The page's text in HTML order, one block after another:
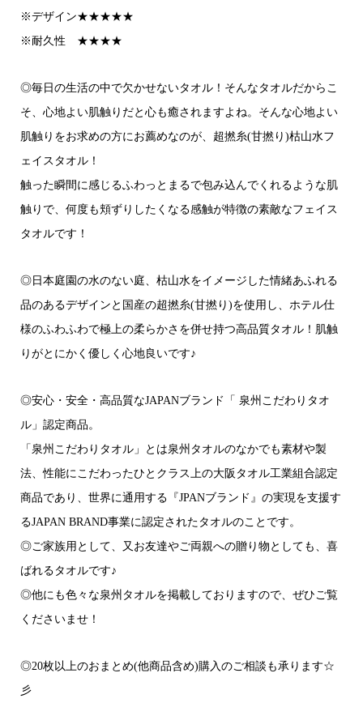
※デザイン★★★★★
※耐久性 ★★★★
◎毎日の生活の中で欠かせないタオル！そんなタオルだからこ
そ、心地よい肌触りだと心も癒されますよね。そんな心地よい
肌触りをお求めの方にお薦めなのが、超撚糸(甘撚り)枯山水フ
ェイスタオル！
触った瞬間に感じるふわっとまるで包み込んでくれるような肌
触りで、何度も頬ずりしたくなる感触が特徴の素敵なフェイス
タオルです！
◎日本庭園の水のない庭、枯山水をイメージした情緒あふれる
品のあるデザインと国産の超撚糸(甘撚り)を使用し、ホテル仕
様のふわふわで極上の柔らかさを併せ持つ高品質タオル！肌触
りがとにかく優しく心地良いです♪
◎安心・安全・高品質なJAPANブランド「 泉州こだわりタオ
ル」認定商品。
「泉州こだわりタオル」とは泉州タオルのなかでも素材や製
法、性能にこだわったひとクラス上の大阪タオル工業組合認定
商品であり、世界に通用する『JPANブランド』の実現を支援す
るJAPAN BRAND事業に認定されたタオルのことです。
◎ご家族用として、又お友達やご両親への贈り物としても、喜
ばれるタオルです♪
◎他にも色々な泉州タオルを掲載しておりますので、ぜひご覧
くださいませ！
◎20枚以上のおまとめ(他商品含め)購入のご相談も承ります☆
彡